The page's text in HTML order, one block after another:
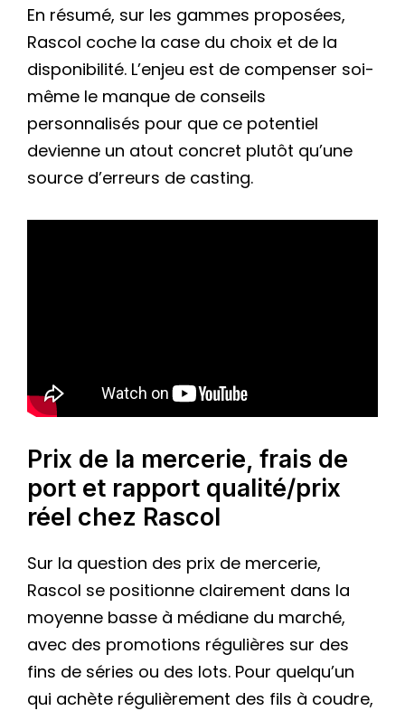
En résumé, sur les gammes proposées,
Rascol coche la case du choix et de la
disponibilité. L’enjeu est de compenser soi-
même le manque de conseils
personnalisés pour que ce potentiel
devienne un atout concret plutôt qu’une
source d’erreurs de casting.
Prix de la mercerie, frais de
port et rapport qualité/prix
réel chez Rascol
Sur la question des prix de mercerie,
Rascol se positionne clairement dans la
moyenne basse à médiane du marché,
avec des promotions régulières sur des
fins de séries ou des lots. Pour quelqu’un
qui achète régulièrement des fils à coudre,